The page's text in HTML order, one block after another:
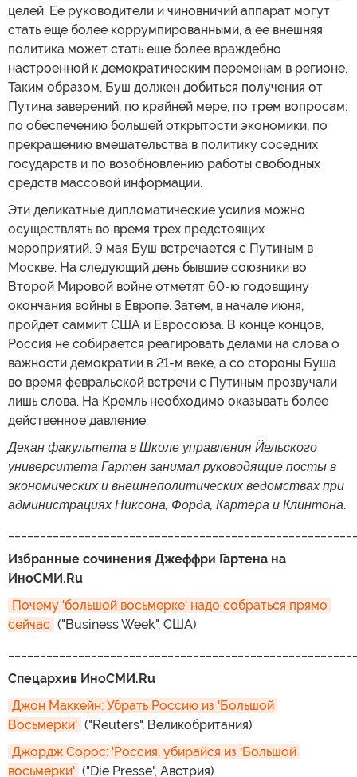
целей. Ее руководители и чиновничий аппарат могут
стать еще более коррумпированными, а ее внешняя
политика может стать еще более враждебно
настроенной к демократическим переменам в регионе.
Таким образом, Буш должен добиться получения от
Путина заверений, по крайней мере, по трем вопросам:
по обеспечению большей открытости экономики, по
прекращению вмешательства в политику соседних
государств и по возобновлению работы свободных
средств массовой информации.
Эти деликатные дипломатические усилия можно
осуществлять во время трех предстоящих
мероприятий. 9 мая Буш встречается с Путиным в
Москве. На следующий день бывшие союзники во
Второй Мировой войне отметят 60-ю годовщину
окончания войны в Европе. Затем, в начале июня,
пройдет саммит США и Евросоюза. В конце концов,
Россия не собирается реагировать делами на слова о
важности демократии в 21-м веке, а со стороны Буша
во время февральской встречи с Путиным прозвучали
лишь слова. На Кремль необходимо оказывать более
действенное давление.
Декан факультета в Школе управления Йельского
университета Гартен занимал руководящие посты в
экономических и внешнеполитических ведомствах при
администрациях Никсона, Форда, Картера и Клинтона.
Избранные сочинения Джеффри Гартена на
ИноСМИ.Ru
Почему 'большой восьмерке' надо собраться прямо
сейчас ("Business Week", США)
Спецархив ИноСМИ.Ru
Джон Маккейн: Убрать Россию из 'Большой
Восьмерки' ("Reuters", Великобритания)
Джордж Сорос: 'Россия, убирайся из 'Большой
восьмерки' ("Die Presse", Австрия)